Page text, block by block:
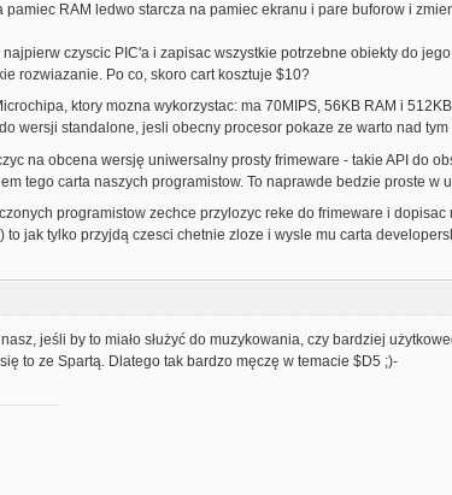
pamiec RAM ledwo starcza na pamiec ekranu i pare buforow i
czyscic PIC'a i zapisac wszystkie potrzebne obiekty do
rozwiazanie. Po co, skoro cart kosztuje $10?
ktory mozna wykorzystac: ma 70MIPS, 56KB RAM i
wersji standalone, jesli obecny procesor pokaze ze warto nad
na obcena wersję uniwersalny prosty frimeware - takie API do
tego carta naszych programistow. To naprawde bedzie proste w
programistow zechce przylozyc reke do frimeware i
to jak tylko przyjdą czesci chetnie zloze i wysle mu carta
jeśli by to miało służyć do muzykowania, czy bardziej
to ze Spartą. Dlatego tak bardzo męczę w temacie $D5 ;)-